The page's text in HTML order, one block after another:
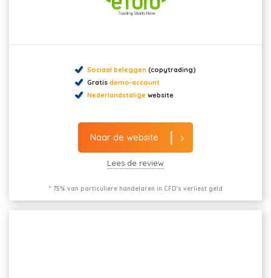
Sociaal beleggen (copytrading)
Gratis demo-account
Nederlandstalige website
Naar de website
Lees de review
* 75% van particuliere handelaren in CFD's verliest geld